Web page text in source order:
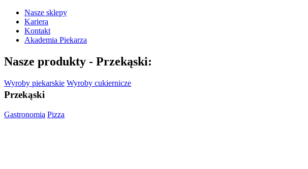
Nasze sklepy
Kariera
Kontakt
Akademia Piekarza
Nasze produkty - Przekąski:
Wyroby piekarskie Wyroby cukiernicze
Przekąski
Gastronomia Pizza